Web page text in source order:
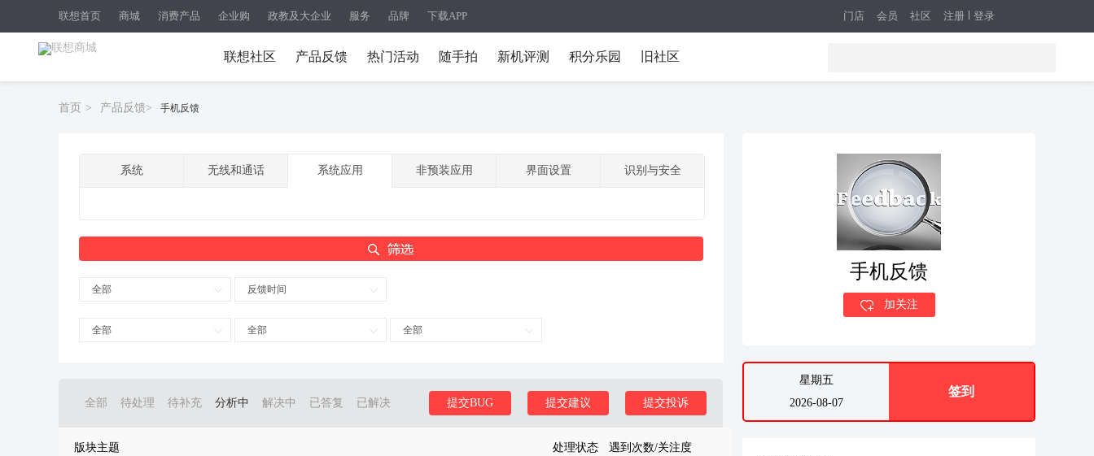
联想首页 商城 消费产品 企业购 政教及大企业 服务 品牌 下载APP 注册 登录
门店 会员 社区
联想社区 产品反馈 热门活动 随手拍 新机评测 积分乐园 旧社区
首页 > 产品反馈> 手机反馈
系统 无线和通话 系统应用 非预装应用 界面设置 识别与安全
全部 反馈时间
全部 全部 全部
全部 待处理 待补充 分析中 解决中 已答复 已解决 提交投诉
提交建议
提交BUG
版块主题 处理状态 遇到次数/关注度
手机反馈
加关注
星期五
2026-08-07
签到